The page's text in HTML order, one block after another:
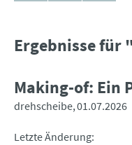
Ergebnisse
Making-of: Ein
drehscheibe 01.07.2026
Letzte Änderung